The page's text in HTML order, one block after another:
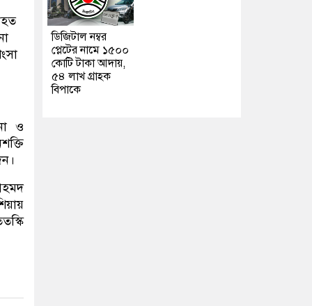
ও
ডিজিটাল নম্বর
প্লেটের নামে ১৫০০
কোটি টাকা আদায়,
৫৪ লাখ গ্রাহক
বিপাকে